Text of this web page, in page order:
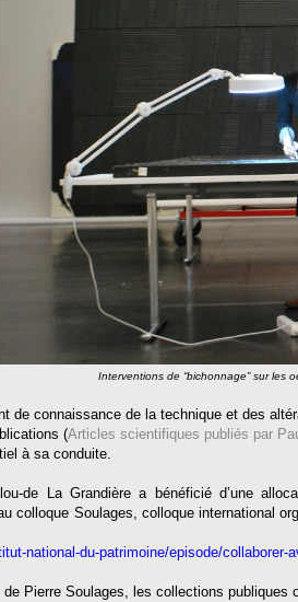
Interventions de “bichonnage” sur les
de connaissance de la technique et des
(Articles scientifiques publiés par
à sa conduite.
de La Grandière a bénéficié d’une
colloque Soulages, colloque international
national-du-patrimoine/episode/collaborer-
Pierre Soulages, les collections